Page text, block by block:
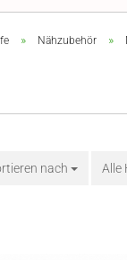
» Nähzubehör »
nach
nach Alle